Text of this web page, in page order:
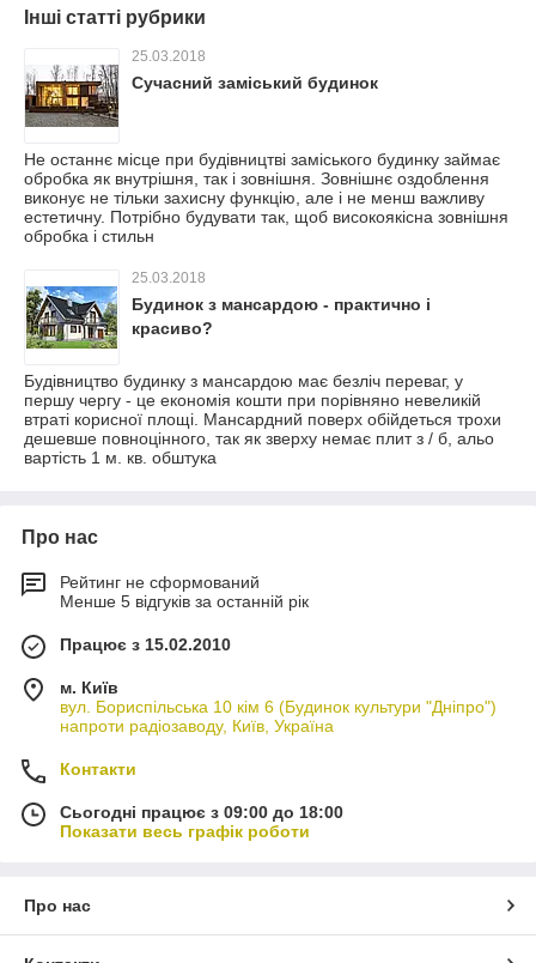
Інші статті рубрики
25.03.2018
Сучасний заміський будинок
Не останнє місце при будівництві заміського будинку займає
обробка як внутрішня, так і зовнішня. Зовнішнє оздоблення
виконує не тільки захисну функцію, але і не менш важливу
естетичну. Потрібно будувати так, щоб високоякісна зовнішня
обробка і стильн
25.03.2018
Будинок з мансардою - практично і
красиво?
Будівництво будинку з мансардою має безліч переваг, у
першу чергу - це економія кошти при порівняно невеликій
втраті корисної площі. Мансардний поверх обійдеться трохи
дешевше повноцінного, так як зверху немає плит з / б, альо
вартість 1 м. кв. обштука
Про нас
Рейтинг не сформований
Менше 5 відгуків за останній рік
Працює з 15.02.2010
м. Київ
вул. Бориспільська 10 кім 6 (Будинок культури "Дніпро")
напроти радіозаводу, Київ, Україна
Контакти
Сьогодні працює з 09:00 до 18:00
Показати весь графік роботи
Про нас